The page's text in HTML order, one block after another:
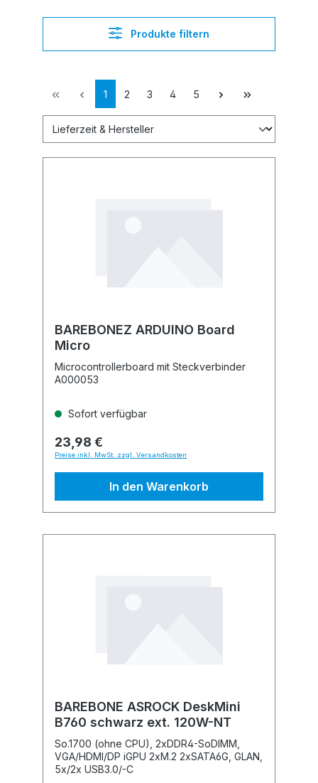
Produkte filtern
1 2 3 4 5
BAREBONEZ ARDUINO Board
Micro
Microcontrollerboard mit Steckverbinder
A000053
Sofort verfügbar
23,98 €
Preise inkl. MwSt. zzgl. Versandkosten
In den Warenkorb
BAREBONE ASROCK DeskMini
B760 schwarz ext. 120W-NT
So.1700 (ohne CPU), 2xDDR4-SoDIMM,
VGA/HDMI/DP iGPU 2xM.2 2xSATA6G, GLAN,
5x/2x USB3.0/-C